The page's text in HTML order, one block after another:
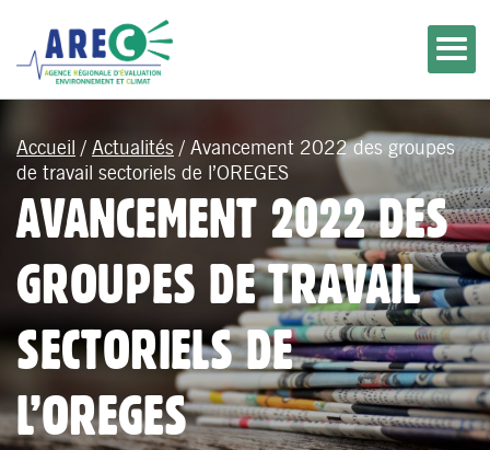
Accueil / Actualités / Avancement 2022 des groupes
de travail sectoriels de l’OREGES
AVANCEMENT 2022 DES
GROUPES DE TRAVAIL
SECTORIELS DE
L’OREGES